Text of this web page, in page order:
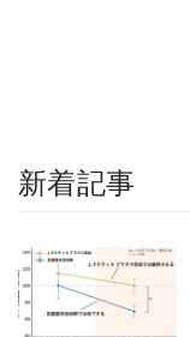
新着記事